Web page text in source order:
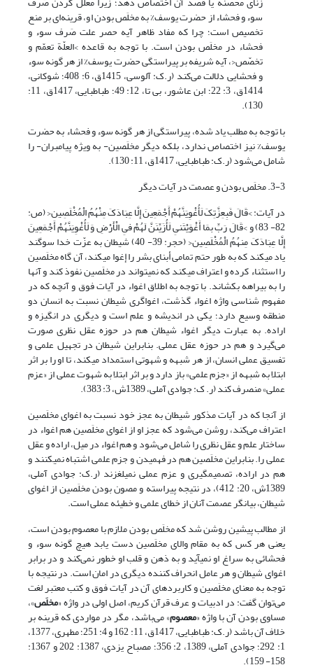
سوء و فحشاء از حضرت یوسف% به مخلَص بودن او، قرینه‌ای بر منع
تخصیص است؛ چرا که مفاد ظاهر آیه حصر علت صَرف سوء و
فحشاء در مخلَص بودن است. با توجه به قاعده >العلّة تعمّم و
تخصّص<، آیه شریفه بر پیراستگی حضرت یوسف% از هر گونه سوء
و فحشایی دلالت می‌کند (ر.ک: آلوسی، 1415ق، 6: 408؛ شوکانی،
1414ق، 3: 22؛ ابن عاشور، بی تا، 12: 49؛ طباطبایی، 1417ق، 11:
130).
با توجه به مطلب یاد شده، پیراستگی از هر گونه سوء و فحشاء به حضرت
یوسف% نیز اختصاص ندارد، بلکه دیگر مخلَصین- به ویژه پیامبران- را
شامل می‌شود (ر.ک: طباطبایی، 1417ق، 11: 130).
3-3. مخلَص بودن و عصمت در آیات دیگر
در آیات: >قَالَ فَبِعِزَّتِکَ لَأُغْوِیَنَّهُمْ أَجْمَعِینَ إِلَّا عِبَادَکَ مِنْهُمُ الْمُخْلَصِین< (ص:
82- 83) و >قَالَ رَبِّ بمَا أَغْوَیْتَنىِ لَأُزَیِّنَنَّ لَهُمْ فىِ الْأَرْضِ وَ لَأُغْوِیَنَّهُمْ أَجْمَعِینَ
إِلَّا عِبَادَکَ مِنهُمُ الْمُخْلَصِین< (حجر: 39- 40) شیطان به عزّت خدا سوگند
یاد مى‏کند که به طور حتم تمامى أبناى بشر را إغوا مى‏کند، آن گاه مخلَصین
را استثناء کرده و اعتراف می­کند که نمی­تواند در مخلَصین نفوذ کند و آنها
را به بیراهه بکشاند. با توجه به اطلاق اغواء در آیات فوق و آنچه که در
مفهوم شناسی واژه اغواء گذشت، اغوا‌گری شیطان نسبت به انسان دو
منطقه وسیع دارد؛ یکی در اندیشه و علم است و دیگری در انگیزه و
اراده. به عبارت دیگر اغواء شیطان هم در حوزه عقل نظری صورت
می‌گیرد و هم در حوزه عقل عملی. بنابراین شیطان در تجهیل علمی و
تفسیق عملی انسان، از هر شبهه و شهوتی استمداد می‏کند، تا او را بر اثر
ابتلا به شبهه از «جزم علمی» باز دارد و بر اثر ابتلا به شهوت عملی از «عزم
عملی» منصرف کند (ر. ک: جوادی آملی، 1389ش، 3: 383).
از آنجا که در آیات مذکور شیطان به عجز خود نسبت به اغوای مخلَصین
اعتراف می‌کند، روشن می‌شود که عجز او از اغوای مخلَصین هم اغواء در
ساختار علم و عقل نظری را شامل می‌شود و هم اغواء در میل، اراده و عقل
عملی را. بنابراین مخلَصین هم در فهمیدن و جزم علمی اشتباه نمی‏کنند و
هم در اراده، تصمیم‏گیری و عزم عملی نمی‏لغزند (ر.ک: جوادی آملی،
1389ش، 20: 412)، در نتیجه پیراسته و مصون بودن مخلَصین از اغوای
شیطان، بیانگر عصمت آنان از خطای علمی و خطیئه عملی است.
از مطالب پیشین روشن شد که مخلَص بودن ملازم با معصوم بودن است،
یعنی هر کس که به مقام والای مخلَصین دست یابد هیچ گونه سوء و
فحشائی به سراغ او نمی­آید و به ذهن و قلب او خطور نمی‌کند و در برابر
اغوای شیطان و هر عامل انحراف کننده دیگری در امان است. در نتیجه با
توجه به معنای مخلَصین و کاربرد­های آن در آیات فوق و کتب معتبر لغت
می‌توان گفت: در ادبیات و عرف قرآن کریم، اصل اولی در واژه «مخلَص»،
مساوی بودن آن با واژه «معصوم» می‌باشد، مگر در مواردی که قرینه بر
خلاف آن باشد (ر.ک: طباطبایی، 1417ق، 11: 162 و 4: 251؛ مطهری، 1377،
1: 292؛ جوادی آملی، 1389، 2: 356؛ مصباح یزدی، 1387: 202 و 1367:
158- 159).